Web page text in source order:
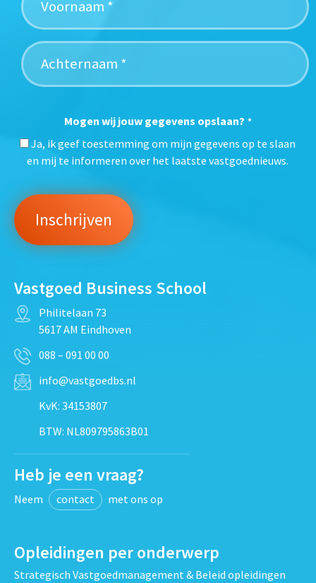
Mogen wij jouw gegevens opslaan? *
Ja, ik geef toestemming om mijn gegevens op te slaan
en mij te informeren over het laatste vastgoednieuws.
Vastgoed Business School
Philitelaan 73
5617 AM Eindhoven
088 – 091 00 00
info@vastgoedbs.nl
KvK: 34153807
BTW: NL809795863B01
Heb je een vraag?
Neem contact met ons op
Opleidingen per onderwerp
Strategisch Vastgoedmanagement & Beleid opleidingen